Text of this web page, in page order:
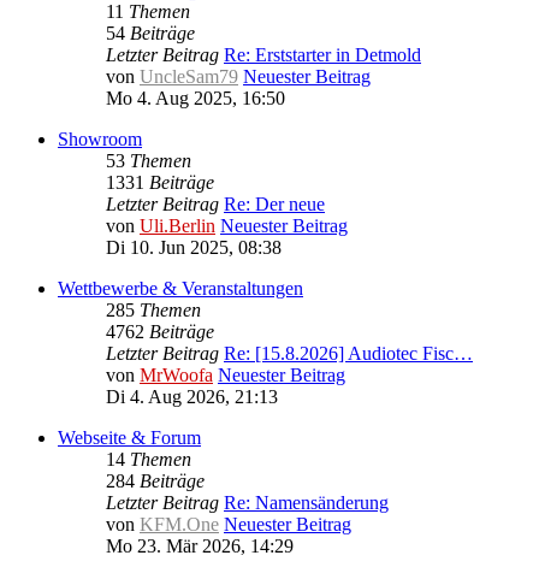
11 Themen
54 Beiträge
Letzter Beitrag Re: Erststarter in Detmold
von UncleSam79 Neuester Beitrag
Mo 4. Aug 2025, 16:50
Showroom
53 Themen
1331 Beiträge
Letzter Beitrag Re: Der neue
von Uli.Berlin Neuester Beitrag
Di 10. Jun 2025, 08:38
Wettbewerbe & Veranstaltungen
285 Themen
4762 Beiträge
Letzter Beitrag Re: [15.8.2026] Audiotec Fisc…
von MrWoofa Neuester Beitrag
Di 4. Aug 2026, 21:13
Webseite & Forum
14 Themen
284 Beiträge
Letzter Beitrag Re: Namensänderung
von KFM.One Neuester Beitrag
Mo 23. Mär 2026, 14:29